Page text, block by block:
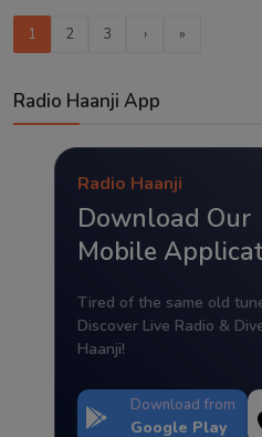
1 2 3 › »
Radio Haanji App
Radio Haanji
Download Our
Mobile
Tired of the same old
Discover Live Radio &
Haanji!
Download from
Google Play